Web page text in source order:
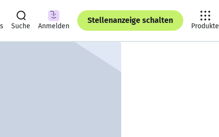
Suche Anmelden
Stellenanzeige schalten
Produkte